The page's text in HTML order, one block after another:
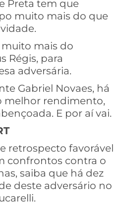
Preta tem que
muito mais do que
muito mais do
Régis, para
adversária.
Gabriel Novaes, há
melhor rendimento,
E por aí vai.
retrospecto favorável
confrontos contra o
saiba que há dez
deste adversário no